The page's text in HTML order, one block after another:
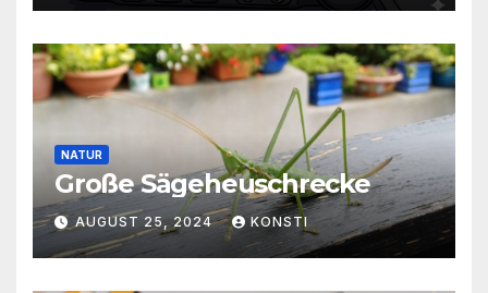
NATUR
Große Sägeheuschrecke
AUGUST 25, 2024 KONSTI